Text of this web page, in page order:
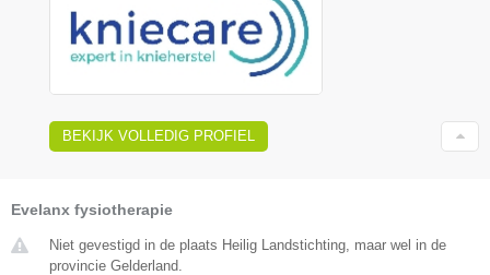
BEKIJK VOLLEDIG PROFIEL
Evelanx fysiotherapie
Niet gevestigd in de plaats Heilig Landstichting, maar wel in de
provincie Gelderland.